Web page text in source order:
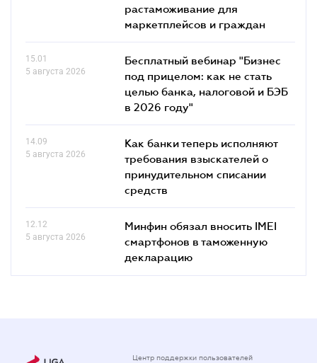
растаможивание для
маркетплейсов и граждан
15.01
5 августа 2026
Бесплатный вебинар "Бизнес
под прицелом: как не стать
целью банка, налоговой и БЭБ
в 2026 году"
14.09
5 августа 2026
Как банки теперь исполняют
требования взыскателей о
принудительном списании
средств
12.12
5 августа 2026
Минфин обязал вносить IMEI
смартфонов в таможенную
декларацию
Центр поддержки пользователей